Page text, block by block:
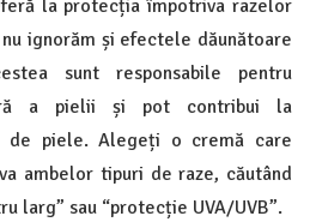
la protecția împotriva razelor
ignorăm și efectele dăunătoare
sunt responsabile pentru
a pielii și pot contribui la
de piele. Alegeți o cremă care
ambelor tipuri de raze, căutând
larg” sau “protecție UVA/UVB”.